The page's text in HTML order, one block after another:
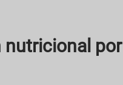
nutricional